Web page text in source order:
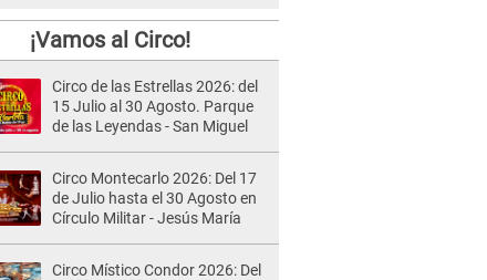
¡Vamos al Circo!
Circo de las Estrellas 2026: del
15 Julio al 30 Agosto. Parque
de las Leyendas - San Miguel
Circo Montecarlo 2026: Del 17
de Julio hasta el 30 Agosto en
Círculo Militar - Jesús María
Circo Místico Condor 2026: Del